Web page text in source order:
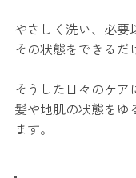
やさしく洗い、必要
その状態をできるだ
そうした日々のケア
髪や地肌の状態をゆ
ます。